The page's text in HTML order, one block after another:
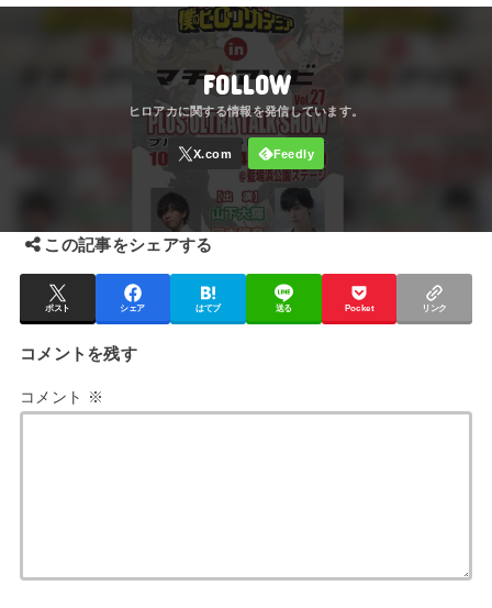
FOLLOW
この記事をシェアする
ポスト シェア はてブ 送る Pocket リンク
コメントを残す
コメント ※